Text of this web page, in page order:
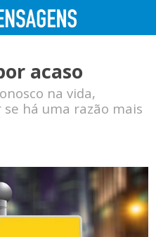
acaso
na vida,
há uma razão mais